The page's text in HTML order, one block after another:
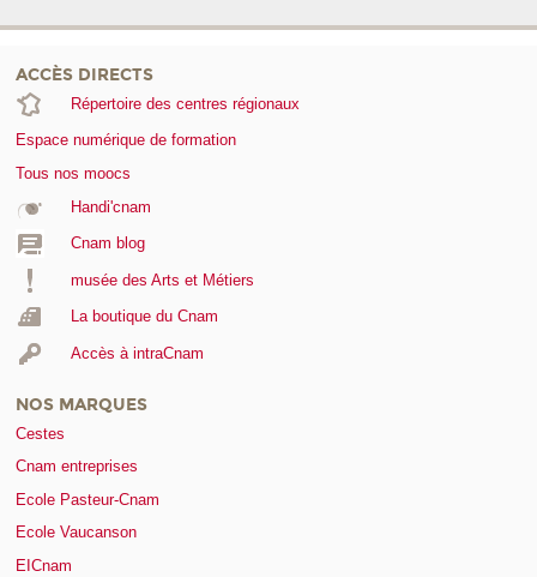
ACCÈS DIRECTS
Répertoire des centres régionaux
Espace numérique de formation
Tous nos moocs
Handi'cnam
Cnam blog
musée des Arts et Métiers
La boutique du Cnam
Accès à intraCnam
NOS MARQUES
Cestes
Cnam entreprises
Ecole Pasteur-Cnam
Ecole Vaucanson
EICnam